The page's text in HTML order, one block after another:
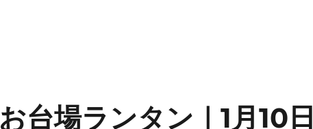
お台場ランタン｜1月10